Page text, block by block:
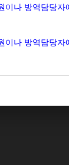
이나 방역담당자
이나 방역담당자